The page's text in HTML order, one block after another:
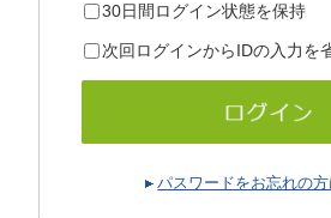
30日間ログイン状態を保持
次回ログインからIDの入力を
パスワードをお忘れの方